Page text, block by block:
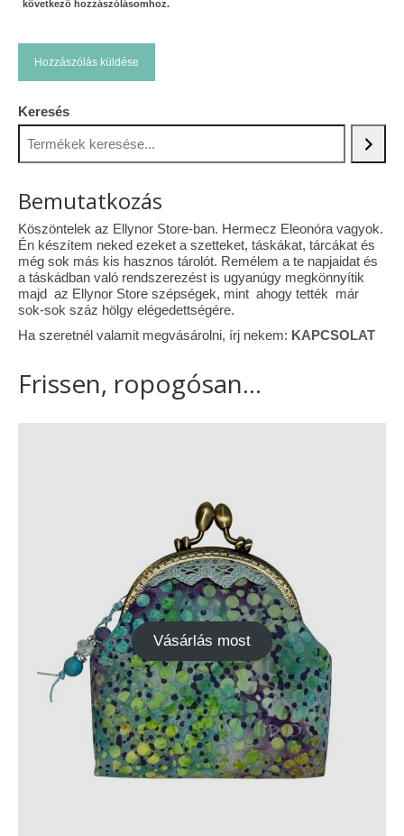
következő hozzászólásomhoz.
Keresés
Bemutatkozás
Köszöntelek az Ellynor Store-ban. Hermecz Eleonóra vagyok.
Én készítem neked ezeket a szetteket, táskákat, tárcákat és
még sok más kis hasznos tárolót. Remélem a te napjaidat és
a táskádban való rendszerezést is ugyanúgy megkönnyítik
majd az Ellynor Store szépségek, mint ahogy tették már
sok-sok száz hölgy elégedettségére.
Ha szeretnél valamit megvásárolni, írj nekem: KAPCSOLAT
Frissen, ropogósan...
Vásárlás most